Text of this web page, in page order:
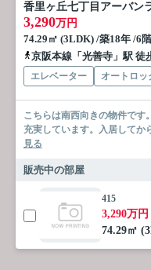
香里ヶ丘七丁目アーバン
3,290万円
74.29㎡ (3LDK) /築18年 /6
京阪本線「光善寺」駅 徒
エレベーター オートロッ
こちらは南西向きの物件です
充実しています。入居してか
見る
販売中の部屋
415
3,290万円
74.29㎡